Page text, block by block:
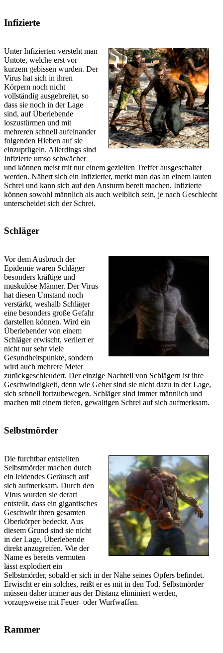
Infizierte
Unter Infizierten versteht man
Untote, welche erst vor
kurzem gebissen wurden. Der
Virus hat sich in ihren
Körpern noch nicht
vollständig ausgebreitet, so
dass sie noch in der Lage
sind, auf Überlebende
loszustürmen und mit
mehreren schnell aufeinander
folgenden Hieben auf sie
einzuprügeln. Allerdings sind
Infizierte umso schwächer
und können meist mit nur einem gezielten Treffer ausgeschaltet
werden. Nähert sich ein Infizierter, merkt man das an einem lauten
Schrei und kann sich auf den Ansturm bereit machen. Infizierte
können sowohl männlich als auch weiblich sein, je nach Geschlecht
unterscheidet sich der Schrei.
Schläger
Vor dem Ausbruch der
Epidemie waren Schläger
besonders kräftige und
muskulöse Männer. Der Virus
hat diesen Umstand noch
verstärkt, weshalb Schläger
eine besonders große Gefahr
darstellen können. Wird ein
Überlebender von einem
Schläger erwischt, verliert er
nicht nur sehr viele
Gesundheitspunkte, sondern
wird auch mehrere Meter
zurückgeschleudert. Der einzige Nachteil von Schlägern ist ihre
Geschwindigkeit, denn wie Geher sind sie nicht dazu in der Lage,
sich schnell fortzubewegen. Schläger sind immer männlich und
machen mit einem tiefen, gewaltigen Schrei auf sich aufmerksam.
Selbstmörder
Die furchtbar entstellten
Selbstmörder machen durch
ein leidendes Geräusch auf
sich aufmerksam. Durch den
Virus wurden sie derart
entstellt, dass ein gigantisches
Geschwür ihren gesamten
Oberkörper bedeckt. Aus
diesem Grund sind sie nicht
in der Lage, Überlebende
direkt anzugreifen. Wie der
Name es bereits vermuten
lässt explodiert ein
Selbstmörder, sobald er sich in der Nähe seines Opfers befindet.
Erwischt er ein solches, reißt er es mit in den Tod. Selbstmörder
müssen daher immer aus der Distanz eliminiert werden,
vorzugsweise mit Feuer- oder Wurfwaffen.
Rammer